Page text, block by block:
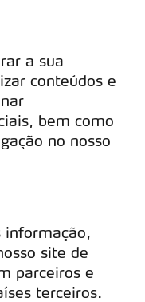
a sua
conteúdos e
bem como
no nosso
site de
parceiros e
terceiros.